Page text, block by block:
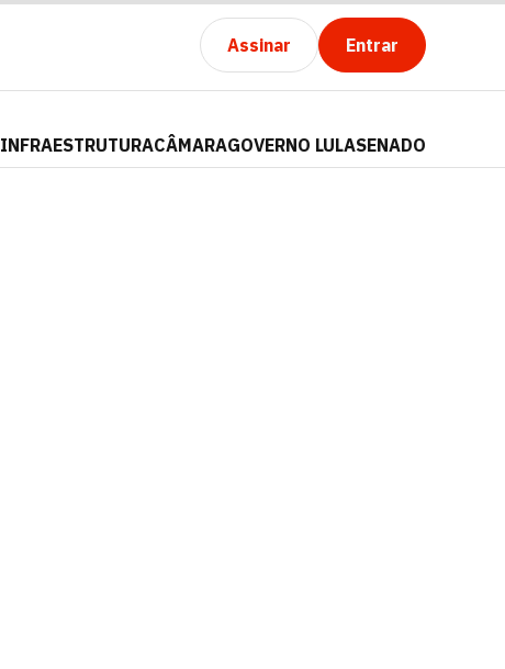
Assinar Entrar
INFRAESTRUTURACÂMARAGOVERNO LULASENADO